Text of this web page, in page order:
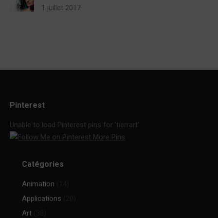
1 juillet 2017
Pinterest
Unable to load Pinterest pins for 'tierrart'
More Pins
Catégories
Animation
Applications
Art